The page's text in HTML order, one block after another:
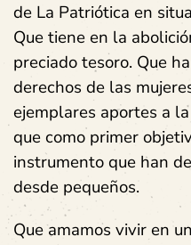
de La Patriótica en
Que tiene en la
preciado tesoro. Que
derechos de las
ejemplares aportes a
que como primer
instrumento que han
desde
Que amamos vivir en